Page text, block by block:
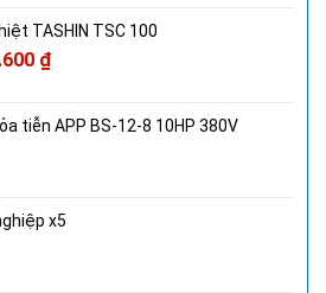
TASHIN TSC 100
₫
tiễn APP BS-12-8 10HP 380V
x5